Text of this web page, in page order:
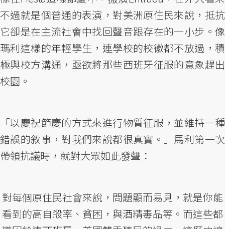
不過就是個普通的表演，對美洲原住民來說，抵抗
它卻是在主流社會中找回聲音跟存在的一小步。像
瑪利這樣的年輕學生，連學校的校徽都不放過，積
極與校方溝通，亟欲將那些西班牙征服的意象趕出
校園。
「以慶祝節慶的方式來進行物質征服，並維持一種
錯誤的敘事，對我們來說都很真實。」馬利第一次
帶領抗議時，就對大眾如此發聲：
對每個原住民社會來說，問題顯而易見，就是你能
看到的高自殺率、貧困，與酒精毒品等。而這些都